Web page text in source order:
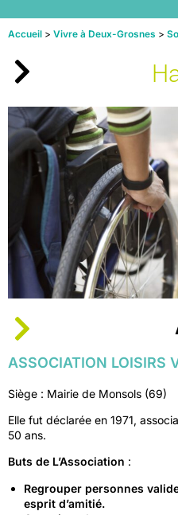
Accueil > Vivre à Deux-Grosnes >
ASSOCIATION LOISIRS
Siège : Mairie de Monsols (69)
Elle fut déclarée en 1971,
50 ans.
Buts de L’Association :
Regrouper personnes
esprit d’amitié.